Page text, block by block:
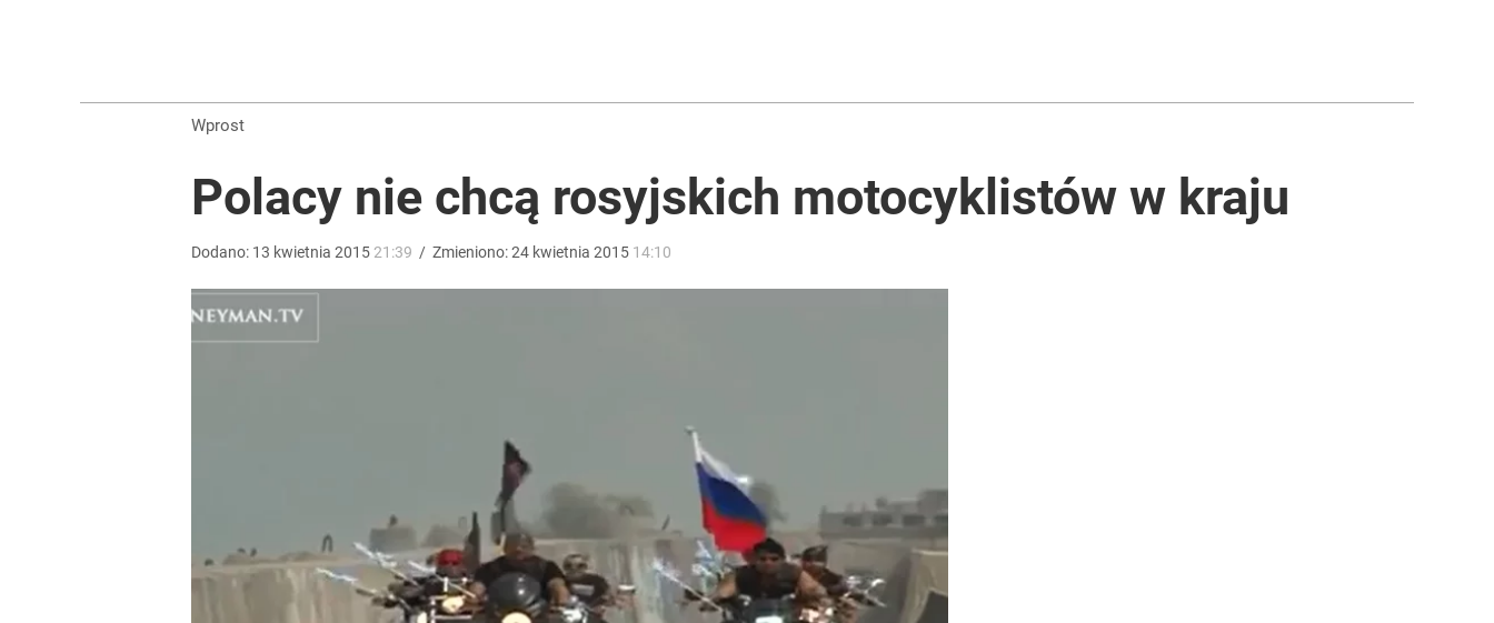
Wprost
Polacy nie chcą rosyjskich motocyklistów w kraju
Dodano: 13 kwietnia 2015 21:39 / Zmieniono:24 kwietnia 2015 14:10